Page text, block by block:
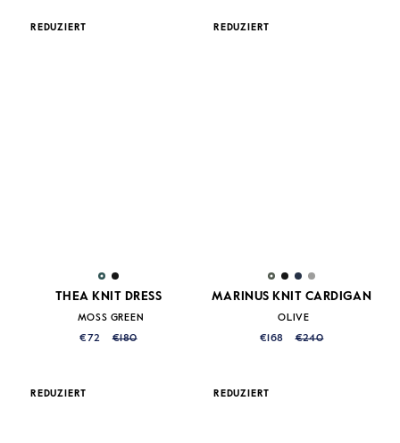
REDUZIERT
THEA KNIT DRESS
MOSS GREEN
€72 €180
REDUZIERT
MARINUS KNIT CARDIGAN
OLIVE
€168 €240
REDUZIERT REDUZIERT